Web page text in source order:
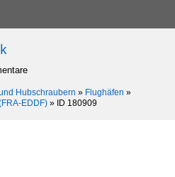
Hubschraubern » Flughäfen »
EDDF) » ID 180909